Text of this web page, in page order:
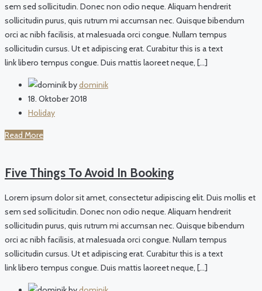
sem sed sollicitudin. Donec non odio neque. Aliquam hendrerit
sollicitudin purus, quis rutrum mi accumsan nec. Quisque bibendum
orci ac nibh facilisis, at malesuada orci congue. Nullam tempus
sollicitudin cursus. Ut et adipiscing erat. Curabitur this is a text
link libero tempus congue. Duis mattis laoreet neque, […]
bydominik
18. Oktober 2018
Holiday
Read More
Five Things To Avoid In Booking
Lorem ipsum dolor sit amet, consectetur adipiscing elit. Duis mollis et
sem sed sollicitudin. Donec non odio neque. Aliquam hendrerit
sollicitudin purus, quis rutrum mi accumsan nec. Quisque bibendum
orci ac nibh facilisis, at malesuada orci congue. Nullam tempus
sollicitudin cursus. Ut et adipiscing erat. Curabitur this is a text
link libero tempus congue. Duis mattis laoreet neque, […]